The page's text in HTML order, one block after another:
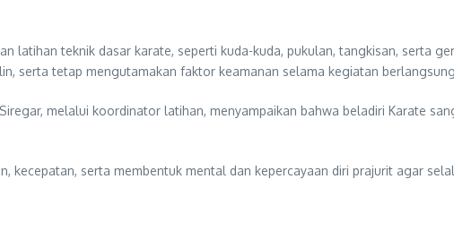
latihan teknik dasar karate, seperti kuda-kuda, pukulan, tangkisan, serta
serta tetap mengutamakan faktor keamanan selama kegiatan
melalui koordinator latihan, menyampaikan bahwa beladiri Karate
kecepatan, serta membentuk mental dan kepercayaan diri prajurit agar